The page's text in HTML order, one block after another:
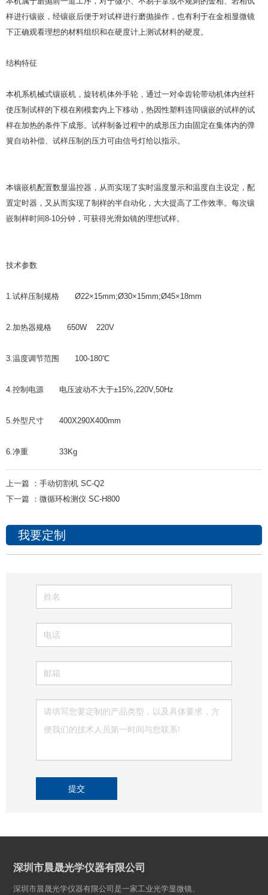
样进行镶嵌，经镶嵌后便于对试样进行磨抛操作，也有利于在金相显微镜
下正确观看理想的材料组织和在硬度计上测试材料的硬度。
结构特征
本机系机械式镶嵌机，旋转机体外手轮，通过一对伞齿轮带动机体内丝杆
使压制试样的下模在刚模套内上下移动，热因性塑料连同镶嵌的试样的试
样在加热的条件下成形。试样制备过程中的成形压力由固定在集体内的弹
簧自动补偿、试样压制的压力可由信号灯给以指示。
本镶嵌机配置数显温控器，从而实现了实时温度显示和温度自主设定，配
置定时器，又从而实现了制样的半自动化，大大提高了工作效率。每次镶
嵌制样时间8-10分钟，可获得光滑如镜的理想试样。
技术参数
1.试样压制规格 Ø22×15mm;Ø30×15mm;Ø45×18mm
2.加热器规格 650W 220V
3.温度调节范围 100-180℃
4.控制电源 电压波动不大于±15%,220V,50Hz
5.外型尺寸 400X290X400mm
6.净重 33Kg
上一篇 ： 手动切割机 SC-Q2
下一篇 ： 微循环检测仪 SC-H800
我要定制
提交
深圳市晨晟光学仪器有限公司
深圳市晨晟光学仪器有限公司是一家工业光学显微镜、